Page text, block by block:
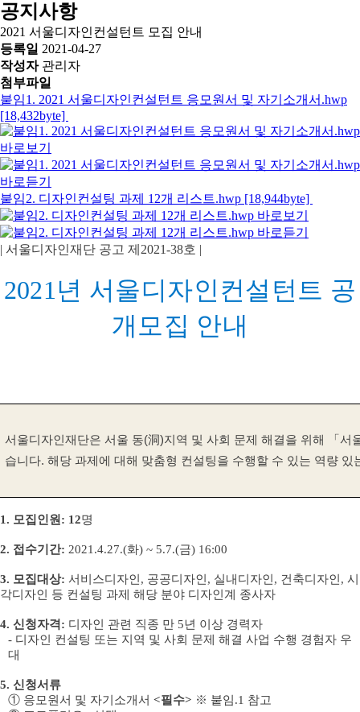
공지사항
2021 서울디자인컨설턴트 모집 안내
등록일 2021-04-27
작성자 관리자
첨부파일
붙임1. 2021 서울디자인컨설턴트 응모원서 및 자기소개서.hwp
[18,432byte]
붙임2. 디자인컨설팅 과제 12개 리스트.hwp [18,944byte]
| 서울디자인재단 공고 제 2021-38호 |
2021 년 서울디자인컨설턴트 공
개모집 안내
서울디자인재단은 서울 동(洞)지역 및 사회 문제 해결을 위해 「 서
습니다. 해당 과제에 대해 맞춤형 컨설팅을 수행할 수 있는 역량
1. 모집인원 : 12명
2. 접수기간: 2021.4.27.(화) ~ 5.7.(금) 16:00
3. 모집대상: 서비스디자인 , 공공디자인 , 실내디자인 , 건축디자인 , 시
각디자인 등 컨설팅 과제 해당 분야 디자인계 종사자
4. 신청자격 : 디자인 관련 직종 만 5년 이상 경력자
- 디자인 컨설팅 또는 지역 및 사회 문제 해결 사업 수행 경험자 우
대
5. 신청서류
① 응모원서 및 자기소개서 <필수> ※ 붙임.1 참고